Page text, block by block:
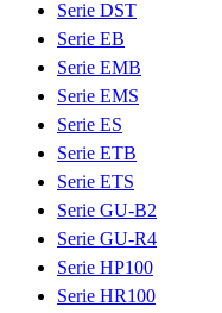
Serie DST
Serie EB
Serie EMB
Serie EMS
Serie ES
Serie ETB
Serie ETS
Serie GU-B2
Serie GU-R4
Serie HP100
Serie HR100